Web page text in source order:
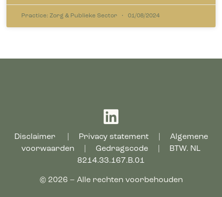
Practice: Zorg & Publieke Sector 01/08/2024
© 2026 – Alle rechten voorbehouden
Disclaimer Privacy statement| Algemene
voorwaarden
Gedragscode | BTW. NL
8214.33.167.B.01